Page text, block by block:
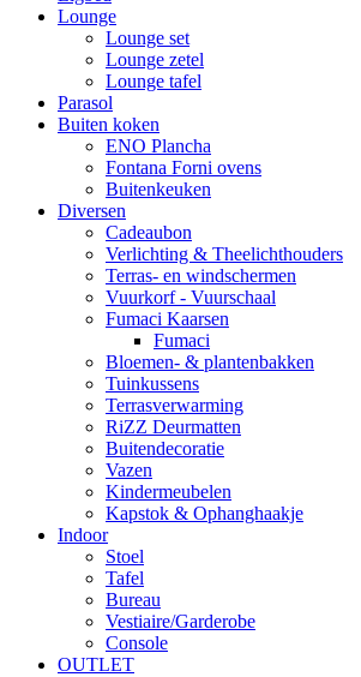
Lounge
Lounge set
Lounge zetel
Lounge tafel
Parasol
Buiten koken
ENO Plancha
Fontana Forni ovens
Buitenkeuken
Diversen
Cadeaubon
Verlichting & Theelichthouders
Terras- en windschermen
Vuurkorf - Vuurschaal
Fumaci Kaarsen
Fumaci
Bloemen- & plantenbakken
Tuinkussens
Terrasverwarming
RiZZ Deurmatten
Buitendecoratie
Vazen
Kindermeubelen
Kapstok & Ophanghaakje
Indoor
Stoel
Tafel
Bureau
Vestiaire/Garderobe
Console
OUTLET